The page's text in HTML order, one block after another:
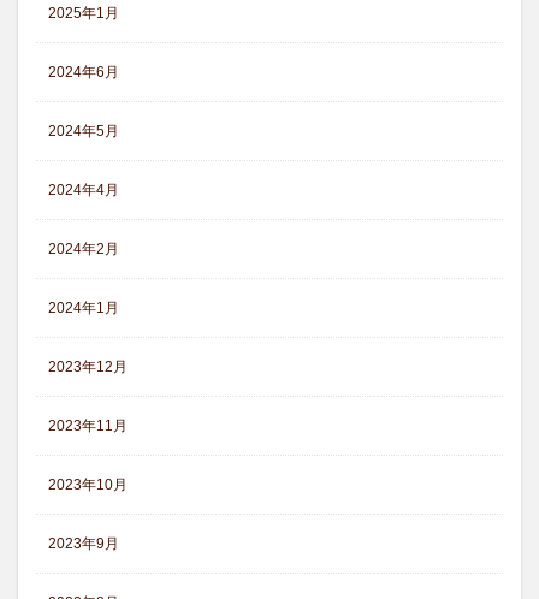
2025年1月
2024年6月
2024年5月
2024年4月
2024年2月
2024年1月
2023年12月
2023年11月
2023年10月
2023年9月